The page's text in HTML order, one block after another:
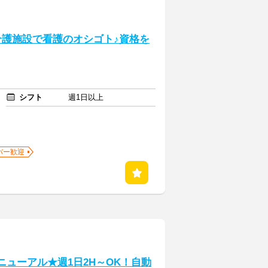
施設で看護のオシゴト♪資格を
シフト 週1日以上
ー歓迎
ューアル★週1日2H～OK！自動